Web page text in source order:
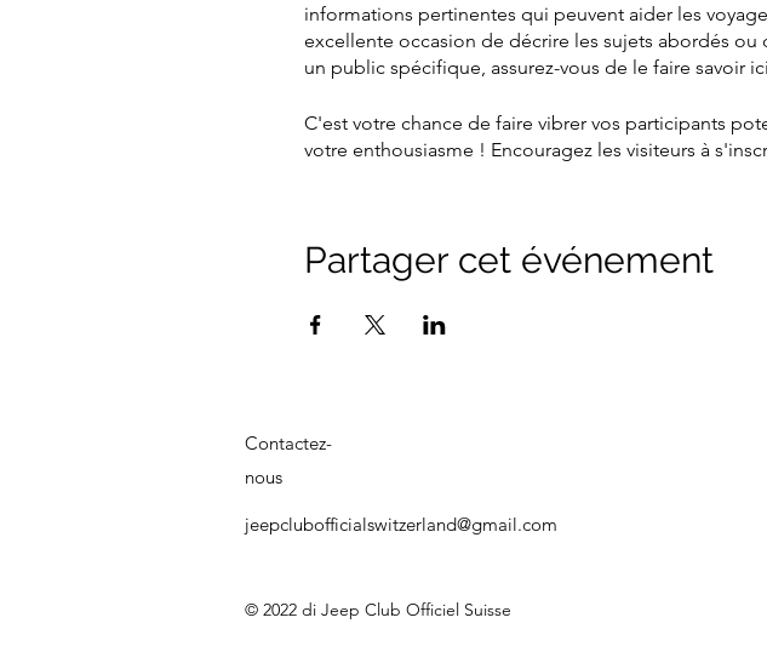
informations pertinentes qui peuvent aider les
excellente occasion de décrire les sujets abordés
un public spécifique, assurez-vous de le faire savoir
C'est votre chance de faire vibrer vos participants
votre enthousiasme ! Encouragez les visiteurs à
Partager cet événement
Contactez-
nous
jeepclubofficialswitzerland@gmail.com
© 2022 di Jeep Club Officiel Suisse